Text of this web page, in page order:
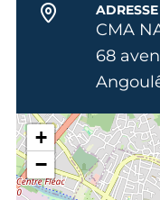
ADRESSE
CMA
68
+
−